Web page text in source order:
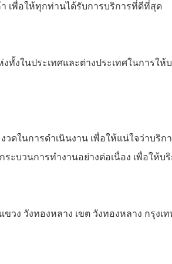
เพื่อให้ทุกท่านได้รับการบริการที่ดีที่สุด
ทั้งในประเทศและต่างประเทศในการ
วดในการดำเนินงาน เพื่อให้แน่ใจว่า
ะบวนการทำงานอย่างต่อเนื่อง เพื่อให้
ง วังทองหลาง เขต วังทองหลาง กรุงเท